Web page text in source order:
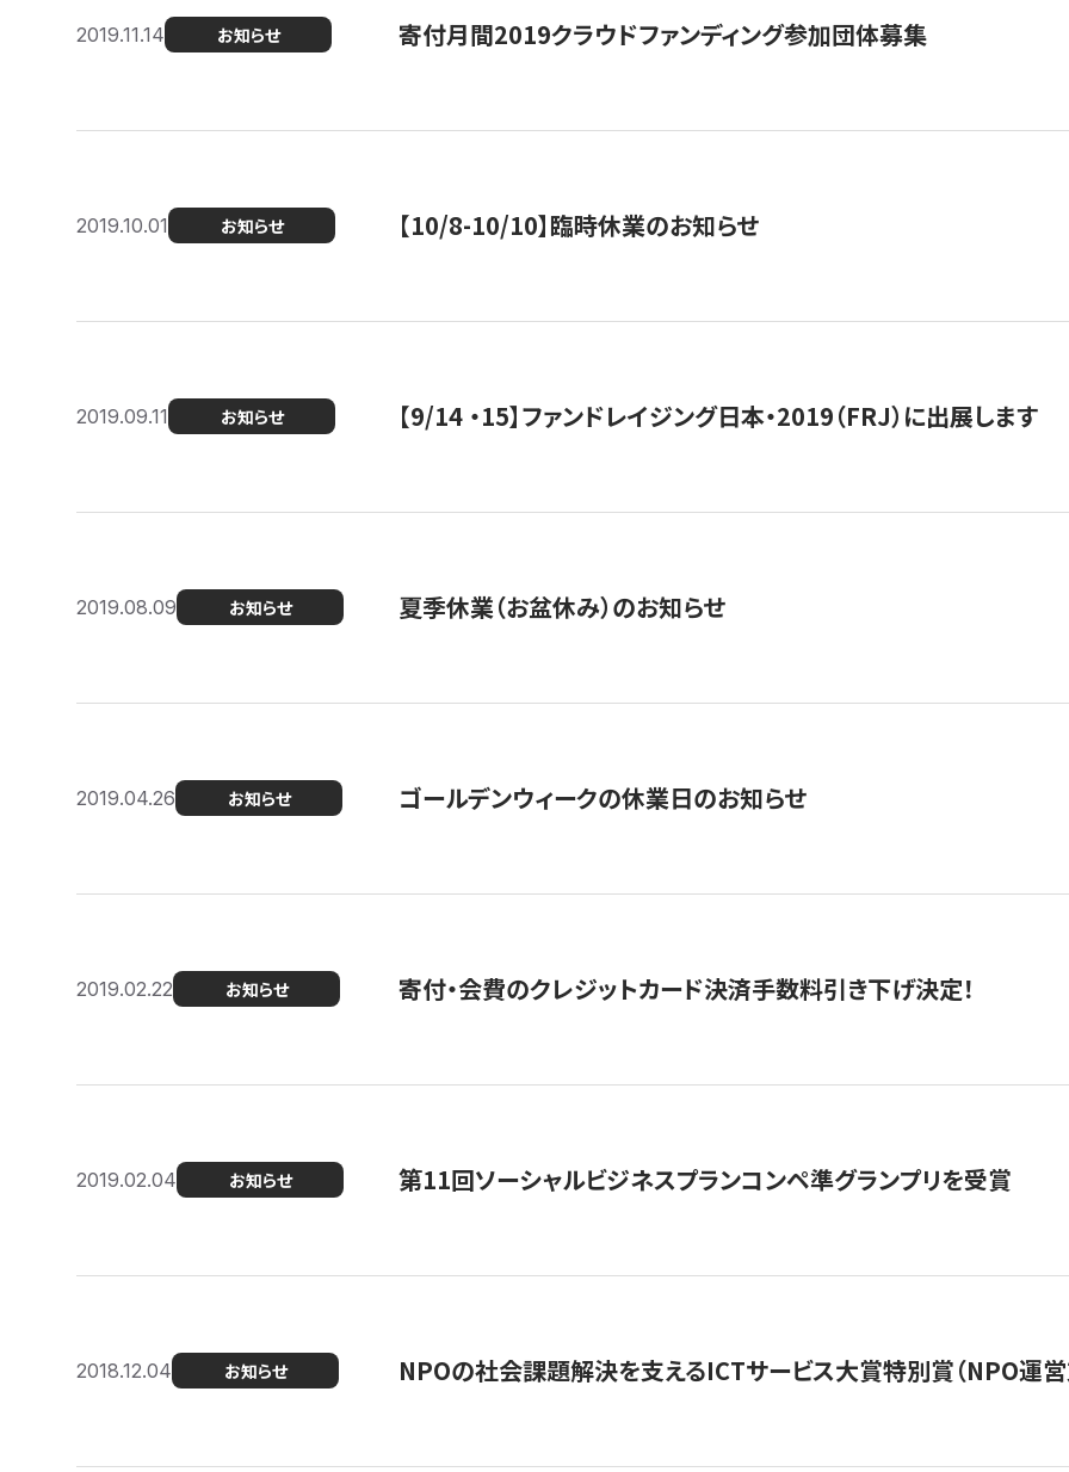
2019.11.14 お知らせ 寄付月間2019クラウドファンディング参加団体募集
2019.10.01 お知らせ 【10/8-10/10】臨時休業のお知らせ
2019.09.11 お知らせ 【9/14 ・15】ファンドレイジング日本・2019（FRJ）に出展します
2019.08.09 お知らせ 夏季休業（お盆休み）のお知らせ
2019.04.26 お知らせ ゴールデンウィークの休業日のお知らせ
2019.02.22 お知らせ 寄付・会費のクレジットカード決済手数料引き下げ決定！
2019.02.04 お知らせ 第11回ソーシャルビジネスプランコンペ準グランプリを受賞
2018.12.04 お知らせ NPOの社会課題解決を支えるICTサービス大賞特別賞（NPO運